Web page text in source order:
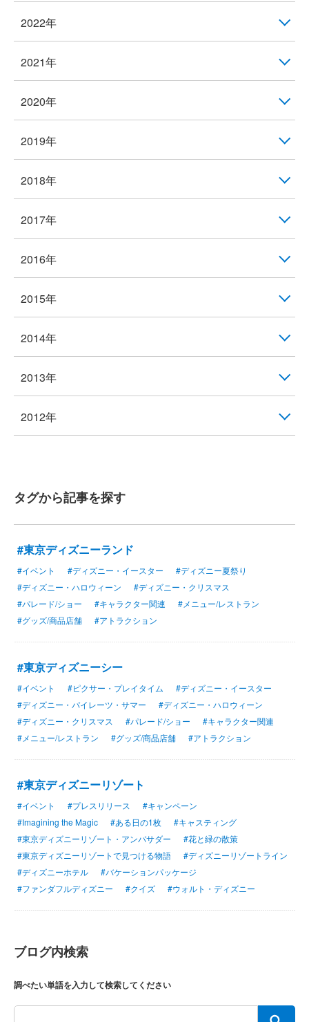
2022年
2021年
2020年
2019年
2018年
2017年
2016年
2015年
2014年
2013年
2012年
タグから記事を探す
#東京ディズニーランド
#イベント #ディズニー・イースター
#ディズニー夏祭り
#ディズニー・ハロウィーン
#ディズニー・クリスマス
#パレード/ショー
#キャラクター関連
#メニュー/レストラン
#グッズ/商品店舗
#アトラクション
#東京ディズニーシー
#イベント #ピクサー・プレイタイム
#ディズニー・イースター
#ディズニー・パイレーツ・サマー
#ディズニー・ハロウィーン
#ディズニー・クリスマス
#パレード/ショー
#キャラクター関連
#メニュー/レストラン
#グッズ/商品店舗 #アトラクション
#東京ディズニーリゾート
#イベント #プレスリリース
#キャンペーン
#Imagining the Magic
#ある日の1枚
#キャスティング
#東京ディズニーリゾート・アンバサダー
#花と緑の散策
#東京ディズニーリゾートで見つける物語
#ディズニーリゾートライン
#ディズニーホテル
#バケーションパッケージ
#ファンダフルディズニー
#クイズ #ウォルト・ディズニー
ブログ内検索
調べたい単語を入力して検索してください